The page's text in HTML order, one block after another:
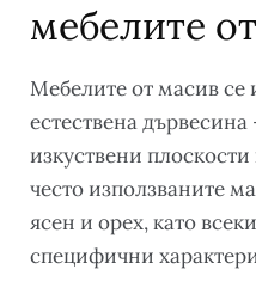
мебелите
Мебелите от масив се
естествена
изкуствени
често използваните
ясен и орех, като
специфични